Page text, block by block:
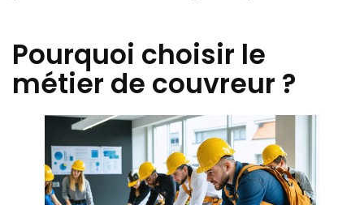
Pourquoi choisir le
métier de couvreur ?